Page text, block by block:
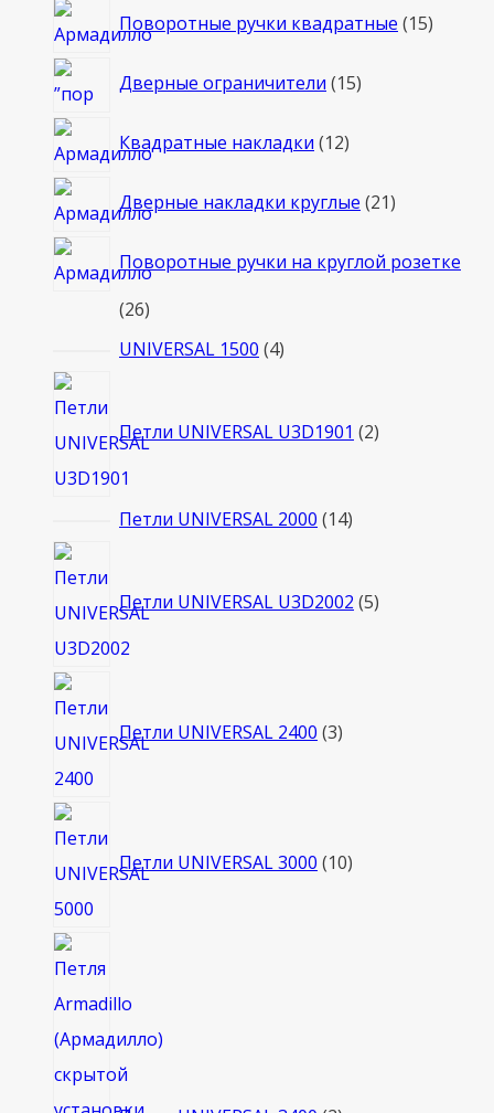
Поворотные ручки квадратные 1515
Дверные ограничители 1515
Квадратные накладки 1212
Дверные накладки круглые 2121
Поворотные ручки на круглой розетке
2626
товаров
UNIVERSAL 1500 44
Петли UNIVERSAL U3D1901 2товара
Петли UNIVERSAL 2000 1414
Петли UNIVERSAL U3D2002 5товаров
Петли UNIVERSAL 2400 3товара
Петли UNIVERSAL 3000 10товаров